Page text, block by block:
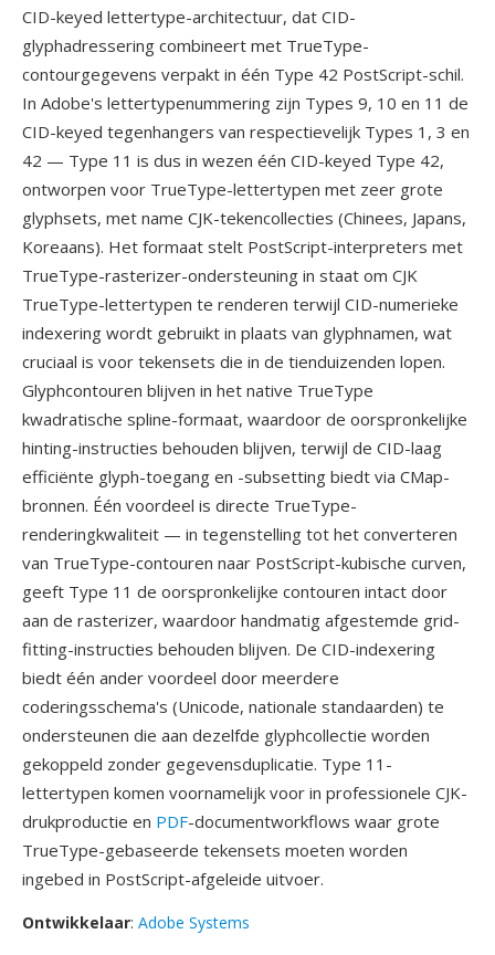
CID-keyed lettertype-architectuur, dat CID-
glyphadressering combineert met TrueType-
contourgegevens verpakt in één Type 42 PostScript-schil.
In Adobe's lettertypenummering zijn Types 9, 10 en 11 de
CID-keyed tegenhangers van respectievelijk Types 1, 3 en
42 — Type 11 is dus in wezen één CID-keyed Type 42,
ontworpen voor TrueType-lettertypen met zeer grote
glyphsets, met name CJK-tekencollecties (Chinees, Japans,
Koreaans). Het formaat stelt PostScript-interpreters met
TrueType-rasterizer-ondersteuning in staat om CJK
TrueType-lettertypen te renderen terwijl CID-numerieke
indexering wordt gebruikt in plaats van glyphnamen, wat
cruciaal is voor tekensets die in de tienduizenden lopen.
Glyphcontouren blijven in het native TrueType
kwadratische spline-formaat, waardoor de oorspronkelijke
hinting-instructies behouden blijven, terwijl de CID-laag
efficiënte glyph-toegang en -subsetting biedt via CMap-
bronnen. Één voordeel is directe TrueType-
renderingkwaliteit — in tegenstelling tot het converteren
van TrueType-contouren naar PostScript-kubische curven,
geeft Type 11 de oorspronkelijke contouren intact door
aan de rasterizer, waardoor handmatig afgestemde grid-
fitting-instructies behouden blijven. De CID-indexering
biedt één ander voordeel door meerdere
coderingsschema's (Unicode, nationale standaarden) te
ondersteunen die aan dezelfde glyphcollectie worden
gekoppeld zonder gegevensduplicatie. Type 11-
lettertypen komen voornamelijk voor in professionele CJK-
drukproductie en PDF-documentworkflows waar grote
TrueType-gebaseerde tekensets moeten worden
ingebed in PostScript-afgeleide uitvoer.
Ontwikkelaar: Adobe Systems